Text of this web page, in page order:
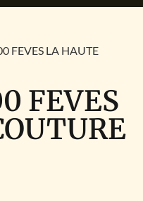
FEVES LA HAUTE
FEVES